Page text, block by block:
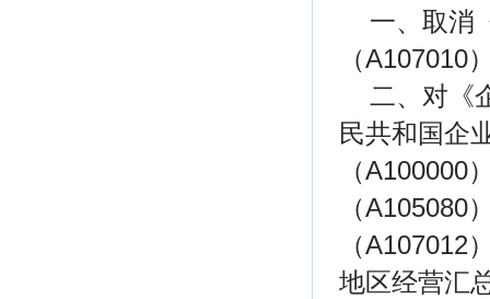
一、取消
（A107010
二、对《
民共和国企
（A100000
（A105080
（A107012
地区经营汇